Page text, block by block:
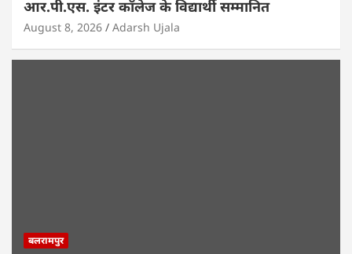
आर.पी.एस. इंटर कॉलेज के विद्यार्थी सम्मानित
August 8, 2026 Adarsh Ujala
बलरामपुर